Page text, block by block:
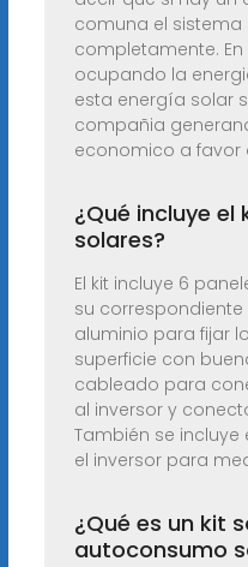
comuna el
completamente.
ocupando la
esta energía solar
compañia
economico a favor
¿Qué incluye el
solares?
El kit incluye 6
su
aluminio para fijar
superficie con
cableado para
al inversor y
También se
el inversor para
¿Qué es un kit
autoconsumo